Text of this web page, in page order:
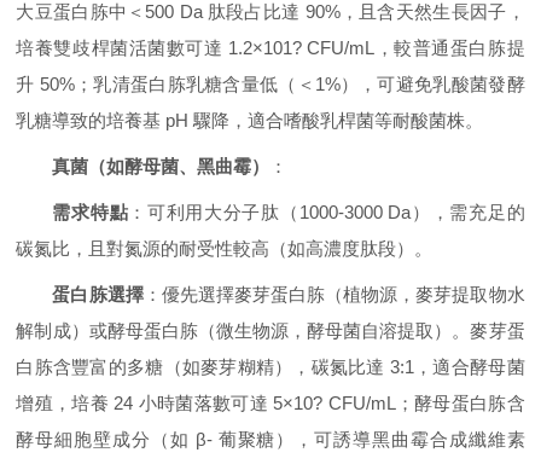
大豆蛋白胨中＜500 Da 肽段占比達 90%，且含天然生長因子，
培養雙歧桿菌活菌數可達 1.2×101? CFU/mL，較普通蛋白胨提
升 50%；乳清蛋白胨乳糖含量低（＜1%），可避免乳酸菌發酵
乳糖導致的培養基 pH 驟降，適合嗜酸乳桿菌等耐酸菌株。
真菌（如酵母菌、黑曲霉） ：
需求特點 ：可利用大分子肽（1000-3000 Da），需充足的
碳氮比，且對氮源的耐受性較高（如高濃度肽段）。
蛋白胨選擇：優先選擇麥芽蛋白胨（植物源，麥芽提取物水
解制成）或酵母蛋白胨（微生物源，酵母菌自溶提取）。麥芽蛋
白胨含豐富的多糖（如麥芽糊精），碳氮比達 3:1，適合酵母菌
增殖，培養 24 小時菌落數可達 5×10? CFU/mL；酵母蛋白胨含
酵母細胞壁成分（如 β- 葡聚糖），可誘導黑曲霉合成纖維素